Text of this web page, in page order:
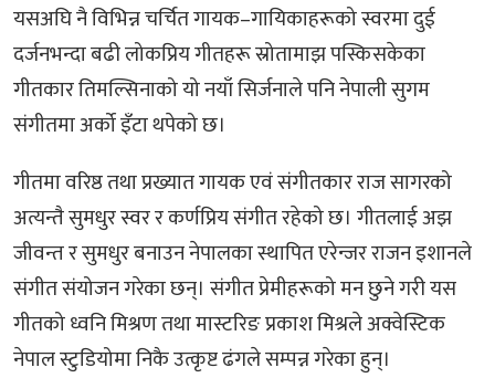
यसअघि नै विभिन्न चर्चित गायक–गायिकाहरूको स्वरमा दुई
दर्जनभन्दा बढी लोकप्रिय गीतहरू स्रोतामाझ पस्किसकेका
गीतकार तिमल्सिनाको यो नयाँ सिर्जनाले पनि नेपाली सुगम
संगीतमा अर्को इँटा थपेको छ।
गीतमा वरिष्ठ तथा प्रख्यात गायक एवं संगीतकार राज सागरको
अत्यन्तै सुमधुर स्वर र कर्णप्रिय संगीत रहेको छ। गीतलाई अझ
जीवन्त र सुमधुर बनाउन नेपालका स्थापित एरेन्जर राजन इशानले
संगीत संयोजन गरेका छन्। संगीत प्रेमीहरूको मन छुने गरी यस
गीतको ध्वनि मिश्रण तथा मास्टरिङ प्रकाश मिश्रले अक्वेस्टिक
नेपाल स्टुडियोमा निकै उत्कृष्ट ढंगले सम्पन्न गरेका हुन्।